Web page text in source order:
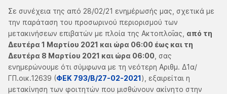
Σε συνέχεια της από 28/02/21 ενημέρωσής μας, σχετικά με
την παράταση του προσωρινού περιορισμού των
μετακινήσεων επιβατών με πλοία της Ακτοπλοΐας, από τη
Δευτέρα 1 Μαρτίου 2021 και ώρα 06:00 έως και τη
Δευτέρα 8 Μαρτίου 2021 και ώρα 06:00 , σας
ενημερώνουμε ότι σύμφωνα με τη νεότερη Αριθμ. Δ1α/
ΓΠ.οικ.12639 (ΦΕΚ 793/Β/27-02-2021), εξαιρείται η
μετακίνηση των φοιτητών που μισθώνουν ακίνητο στην